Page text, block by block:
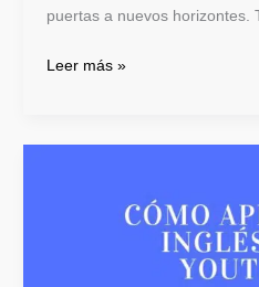
puertas a nuevos horizontes.
Leer más »